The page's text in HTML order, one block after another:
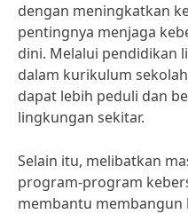
dengan meningkatkan
pentingnya menjaga
dini. Melalui pendidikan
dalam kurikulum
dapat lebih peduli dan
lingkungan sekitar.
Selain itu, melibatkan
program-program
membantu membangun